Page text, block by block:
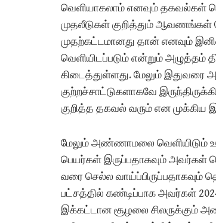
வெளியாகலாம் எனவும் தகவல்கள்
முதலீடுகள் குறித்தும் ஆவணங்கள்
முதற்கட்டமானது தான் எனவும்
வெளியிடப்படும் என்றும் அழுத்தம்
கிடைத்துள்ளது. மேலும்
குற்றச்சாட்டுகளாகவே
குறித்த தகவல் வரும் என முக்கிய
மேலும் அண்ணாமலை வெளியிடும்
பெயர்கள் இருப்பதாகவும் அவர்கள்
வரை செல்ல வாய்ப்பிருப்பதாகவும்
பட்சத்தில் கண்டிப்பாக அவர்கள் 2024
இக்கட்டான சூழலை சிலருக்கும்